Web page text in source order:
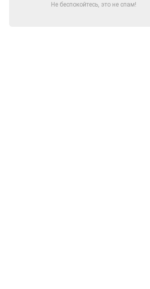
Не беспокойтесь, это не спам!